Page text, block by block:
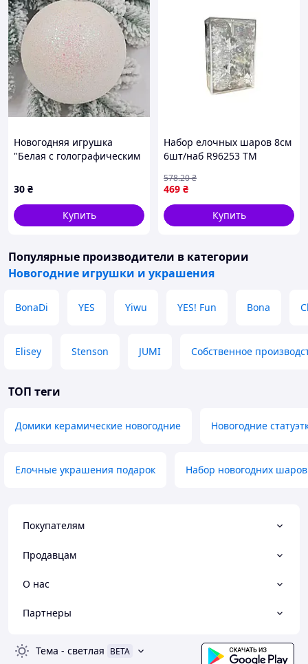
Новогодняя игрушка
"Белая с голографическим
30 ₴
Купить
Набор елочных шаров 8см
6шт/наб R96253 ТМ
469 ₴
578.20₴
Купить
Популярные производители в категории
Новогодние игрушки и украшения
BonaDi YES Yiwu YES! Fun Bona
Elisey Stenson JUMI Собственное
ТОП теги
Домики керамические новогодние Новогодние
Елочные украшения подарок Набор новогодних шаров
Покупателям
Продавцам
О нас
Партнеры
Тема - светлая BETA